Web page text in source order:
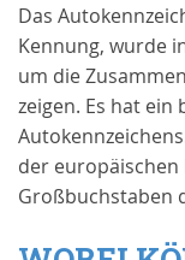
Das
Kennung, wurde
um die
zeigen. Es hat ein
der
Großbuchstaben